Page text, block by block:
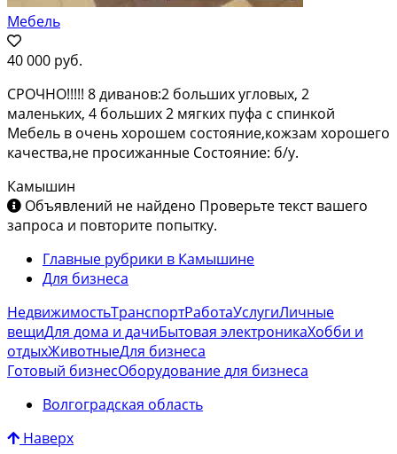
Мебель
40 000 руб.
СРОЧНО!!!!! 8 диванов:2 больших угловых, 2
маленьких, 4 больших 2 мягких пуфа с спинкой
Мебель в очень хорошем состояние,кожзам хорошего
качества,не просижанные Состояние: б/у.
Камышин
Объявлений не найдено Проверьте текст вашего
запроса и повторите попытку.
Главные рубрики в Камышине
Для бизнеса
НедвижимостьТранспортРаботаУслугиЛичные
вещиДля дома и дачиБытовая электроникаХобби и
отдыхЖивотныеДля бизнеса
Готовый бизнесОборудование для бизнеса
Волгоградская область
Наверх